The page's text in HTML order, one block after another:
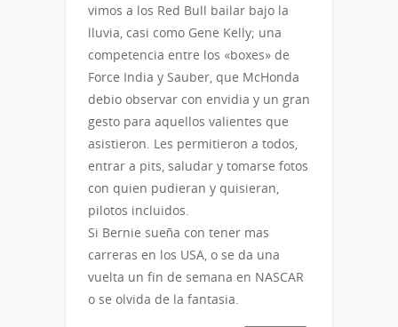
vimos a los Red Bull bailar bajo la
lluvia, casi como Gene Kelly; una
competencia entre los «boxes» de
Force India y Sauber, que McHonda
debio observar con envidia y un gran
gesto para aquellos valientes que
asistieron. Les permitieron a todos,
entrar a pits, saludar y tomarse fotos
con quien pudieran y quisieran,
pilotos incluidos.
Si Bernie sueña con tener mas
carreras en los USA, o se da una
vuelta un fin de semana en NASCAR
o se olvida de la fantasia.